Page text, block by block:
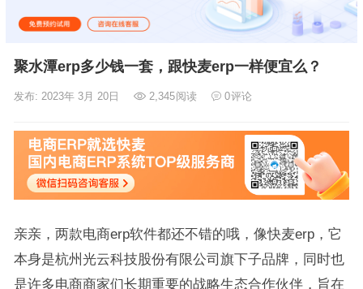
聚水潭erp多少钱一套，跟快麦erp一样便宜么？
发布: 2023年 3月 20日 2,345阅读 0评论
亲亲，两款电商erp软件都还不错的哦，像快麦erp，它
本身是杭州光云科技股份有限公司旗下子品牌，同时也
是许多电商商家们长期重要的战略生态合作伙伴，旨在